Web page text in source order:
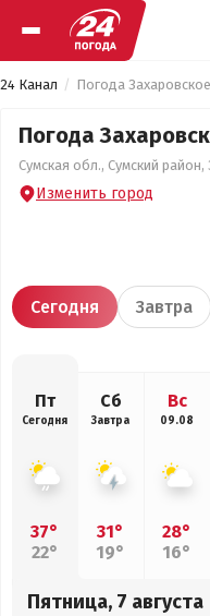
24 Канал Погода Захаровское
Погода
Сумская обл., Сумский
Изменить город
Сегодня Завтра
Пт
Сегодня
37°
22°
Сб
Завтра
31°
19°
Вс
09.08
28°
16°
Пятница, 7 августа